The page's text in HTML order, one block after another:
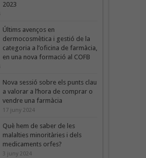
2023
Últims avenços en
dermocosmètica i gestió de la
categoria a l’oficina de farmàcia,
en una nova formació al COFB
Nova sessió sobre els punts clau
a valorar a l’hora de comprar o
vendre una farmàcia
17 juny 2024
Què hem de saber de les
malalties minoritàries i dels
medicaments orfes?
3 juny 2024